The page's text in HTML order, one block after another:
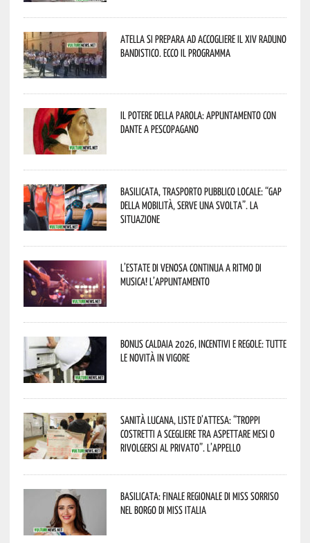
Atella si prepara ad accogliere il XIV Raduno
Bandistico. Ecco il programma
Il Potere della parola: appuntamento con
Dante a Pescopagano
Basilicata, trasporto pubblico locale: “Gap
della mobilità, serve una svolta”. La
situazione
L’estate di Venosa continua a ritmo di
musica! L’appuntamento
Bonus caldaia 2026, incentivi e regole: tutte
le novità in vigore
Sanità lucana, liste d’attesa: “Troppi
costretti a scegliere tra aspettare mesi o
rivolgersi al privato”. L’appello
Basilicata: finale regionale di Miss Sorriso
nel borgo di Miss Italia